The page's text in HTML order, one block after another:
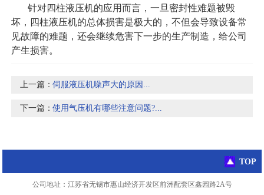
针对四柱液压机的应用而言，一旦密封性难题被毁
坏，四柱液压机的总体损害是极大的，不但会导致设备常
见故障的难题，还会继续危害下一步的生产制造，给公司
产生损害。
上一篇：伺服液压机噪声大的原因...
下一篇：使用气压机有哪些注意问题?...
TOP
公司地址：江苏省无锡市惠山经济开发区前洲配套区鑫园路2A号